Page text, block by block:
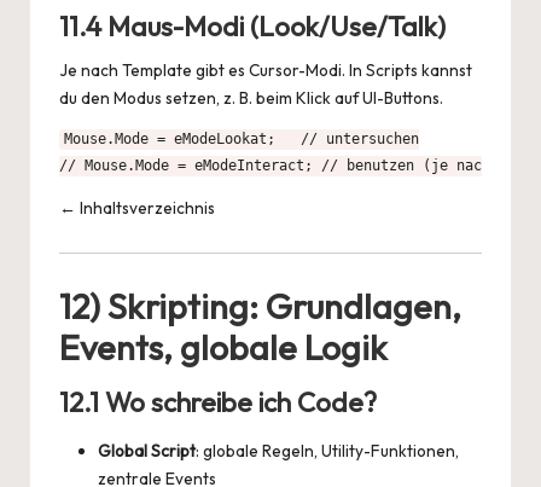
11.4 Maus-Modi (Look/Use/Talk)
Je nach Template gibt es Cursor-Modi. In Scripts kannst
du den Modus setzen, z. B. beim Klick auf UI-Buttons.
Mouse.Mode = eModeLookat;   // untersuchen
// Mouse.Mode = eModeInteract; // benutzen (je nach
← Inhaltsverzeichnis
12) Skripting: Grundlagen,
Events, globale Logik
12.1 Wo schreibe ich Code?
Global Script: globale Regeln, Utility-Funktionen,
zentrale Events